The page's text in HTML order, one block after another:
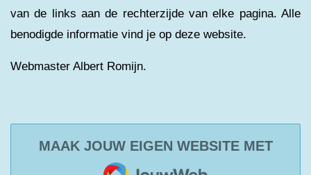
van de links aan de rechterzijde van elke pagina. Alle
benodigde informatie vind je op deze website.
Webmaster Albert Romijn.
MAAK JOUW EIGEN WEBSITE MET
JOUWWEB